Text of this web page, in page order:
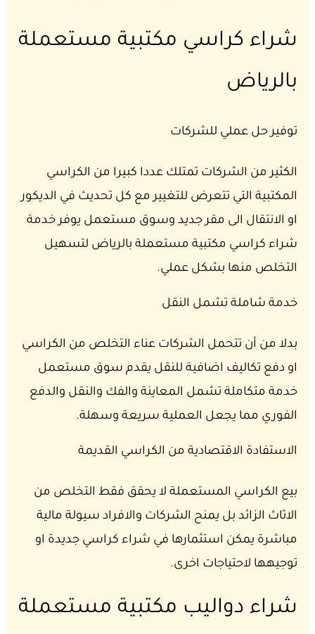
شراء كراسي مكتبية مستعملة
بالرياض
توفير حل عملي للشركات
الكثير من الشركات تمتلك عددا كبيرا من الكراسي
المكتبية التي تتعرض للتغيير مع كل تحديث في الديكور
او الانتقال الى مقر جديد وسوق مستعمل يوفر خدمة
شراء كراسي مكتبية مستعملة بالرياض لتسهيل
التخلص منها بشكل عملي.
خدمة شاملة تشمل النقل
بدلا من أن تتحمل الشركات عناء التخلص من الكراسي
او دفع تكاليف اضافية للنقل يقدم سوق مستعمل
خدمة متكاملة تشمل المعاينة والفك والنقل والدفع
الفوري مما يجعل العملية سريعة وسهلة.
الاستفادة الاقتصادية من الكراسي القديمة
بيع الكراسي المستعملة لا يحقق فقط التخلص من
الاثاث الزائد بل يمنح الشركات والافراد سيولة مالية
مباشرة يمكن استثمارها في شراء كراسي جديدة او
توجيهها لاحتياجات اخرى.
شراء دواليب مكتبية مستعملة